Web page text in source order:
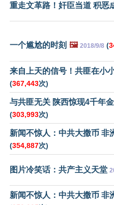
重走文革路！奸臣当道 积恶
一个尴尬的时刻 🖼️ 2018/9/8 (
来自上天的信号！共匪在小
(367,443次)
与共匪无关 陕西惊现4千年
(303,993次)
新闻不惊人：中共大撒币 非
(354,887次)
图片冷笑话：共产主义天堂
新闻不惊人：中共大撒币 非